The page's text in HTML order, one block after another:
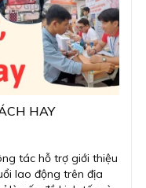
HAY
tác hỗ trợ giới thiệu
lao động trên địa